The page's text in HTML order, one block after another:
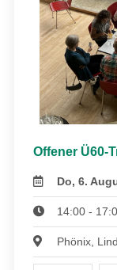
Offener Ü60-
Do, 6.
14:00 -
Phönix,